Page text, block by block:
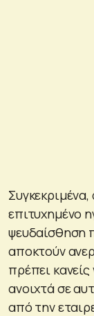
επιτυχημένο
ψευδαίσθηση
αποκτούν
πρέπει κανείς
ανοιχτά σε
από την